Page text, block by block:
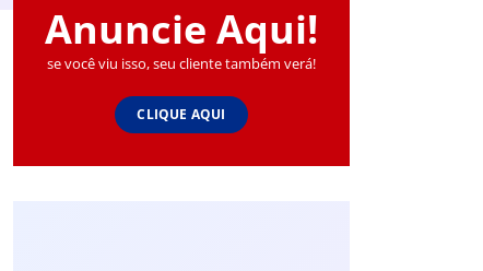
Anuncie Aqui!
se você viu isso, seu cliente também verá!
CLIQUE AQUI